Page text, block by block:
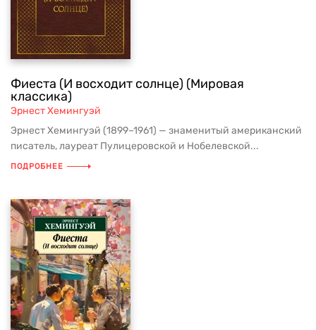
Фиеста (И восходит солнце) (Мировая
классика)
Эрнест Хемингуэй
Эрнест Хемингуэй (1899–1961) — знаменитый американский
писатель, лауреат Пулицеровской и Нобелевской...
ПОДРОБНЕЕ